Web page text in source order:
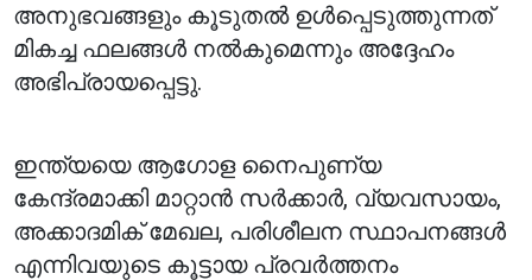
അനുഭവങ്ങളും കൂടുതൽ ഉൾപ്പെടുത്തുന്നത്
മികച്ച ഫലങ്ങൾ നൽകുമെന്നും അദ്ദേഹം
അഭിപ്രായപ്പെട്ടു.
ഇന്ത്യയെ ആഗോള നൈപുണ്യ
കേന്ദ്രമാക്കി മാറ്റാൻ സർക്കാർ, വ്യവസായം,
അക്കാദമിക് മേഖല, പരിശീലന സ്ഥാപനങ്ങൾ
എന്നിവയുടെ കൂട്ടായ പ്രവർത്തനം